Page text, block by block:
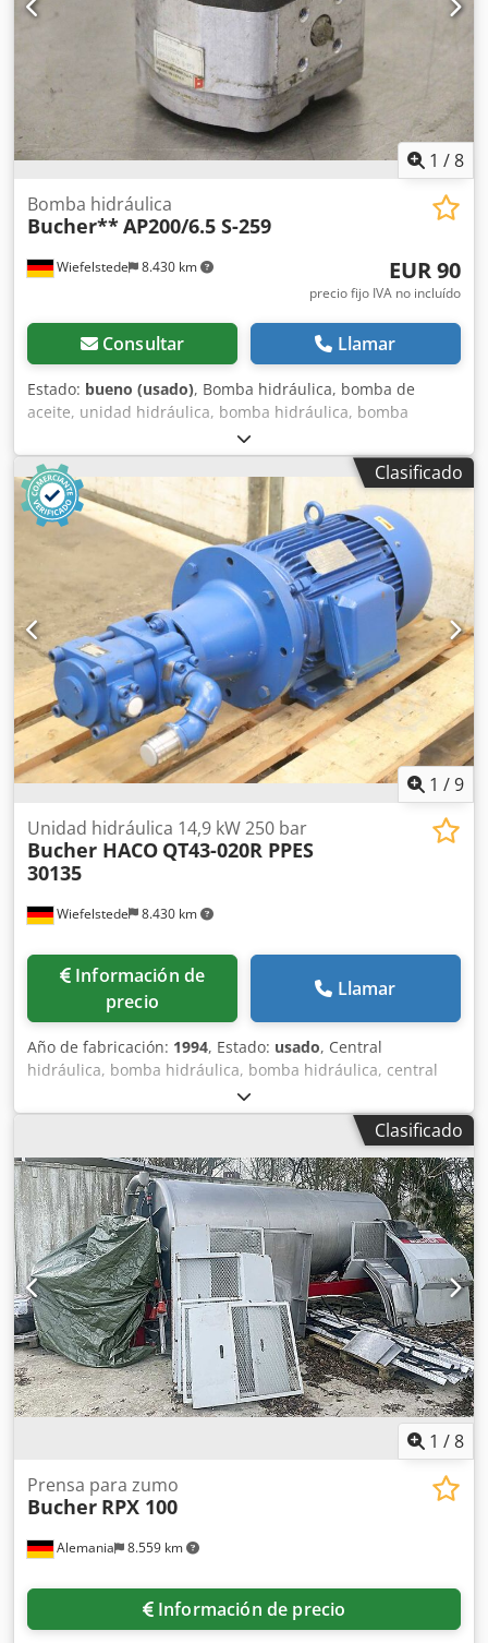
1 /8
Wiefelstede 8.430 km
Bomba hidráulica
Bucher**AP200/6.5 S-259
EUR 90
precio fijo IVA no incluído
Consultar Llamar
Estado: bueno (usado), Bomba hidráulica, bomba de
aceite, unidad hidráulica, bomba hidráulica, bomba
hidráulica, motor de transmisión, motor de tracción,
bomba de engranajes, bomba de engranajes. Dksdjgn
Hymopfx Ac Usr -Fabricante: Bucher, bomba hidráulica de
engranajes -Tipo: AP200/6.5 S-259 -Dimensiones:
100/80/A80 mm -Peso: 1,9 kg
Clasificado
1 /9
Wiefelstede 8.430 km
Unidad hidráulica 14,9 kW 250 bar
Bucher HACO QT43-020R PPES
30135
Información de
precio
Llamar
Año de fabricación: 1994, Estado: usado, Central
hidráulica, bomba hidráulica, bomba hidráulica, central
universal, central hidráulica, Djdpfxjrc Ilkj Ac Uokr -
Fabricante: Bucher, grupo hidráulico de plegadora HACO
tipo PPES 30135 -Bomba hidráulica: Tipo QT43-020R -
Motor: EMI 14,9 kW / 1460 rpm -Componentes individuales:
ver fotos -Dimensiones: 970/420/H370 mm -Peso: 185 kg
Clasificado
1 /8
Alemania 8.559 km
Prensa para zumo
Bucher RPX 100
Información de precio